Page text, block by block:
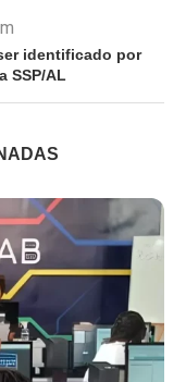
identificado por
SSP/AL